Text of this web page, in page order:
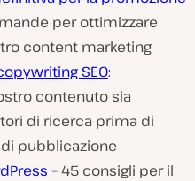
per ottimizzare
content marketing
SEO:
contenuto sia
di ricerca prima di
pubblicazione
– 45 consigli per il